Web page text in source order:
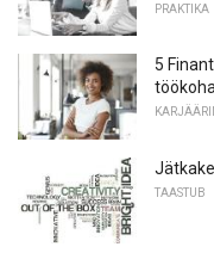
PRAKTIKA
5
TAASTUB